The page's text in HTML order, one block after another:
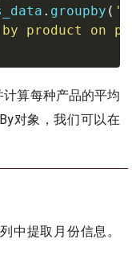
. groupby (
product on
算每种产品的平均
对象，我们可以在
中提取月份信息。